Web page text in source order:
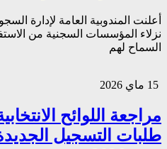
أعلنت المندوبية العامة لإدارة
نزلاء المؤسسات السجنية من
السماح لهم
مراجعة اللوائح